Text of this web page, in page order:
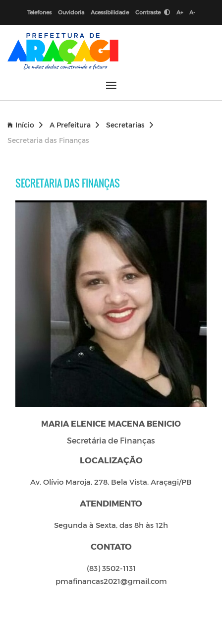
Telefones Ouvidoria Acessibilidade Contraste A+ A-
Início A Prefeitura
Secretarias
Secretaria das Finanças
SECRETARIA DAS FINANÇAS
MARIA ELENICE MACENA BENICIO
Secretária de Finanças
LOCALIZAÇÃO
Av. Olívio Maroja, 278, Bela Vista, Araçagi/PB
ATENDIMENTO
Segunda à Sexta, das 8h às 12h
CONTATO
(83) 3502-1131
pmafinancas2021@gmail.com